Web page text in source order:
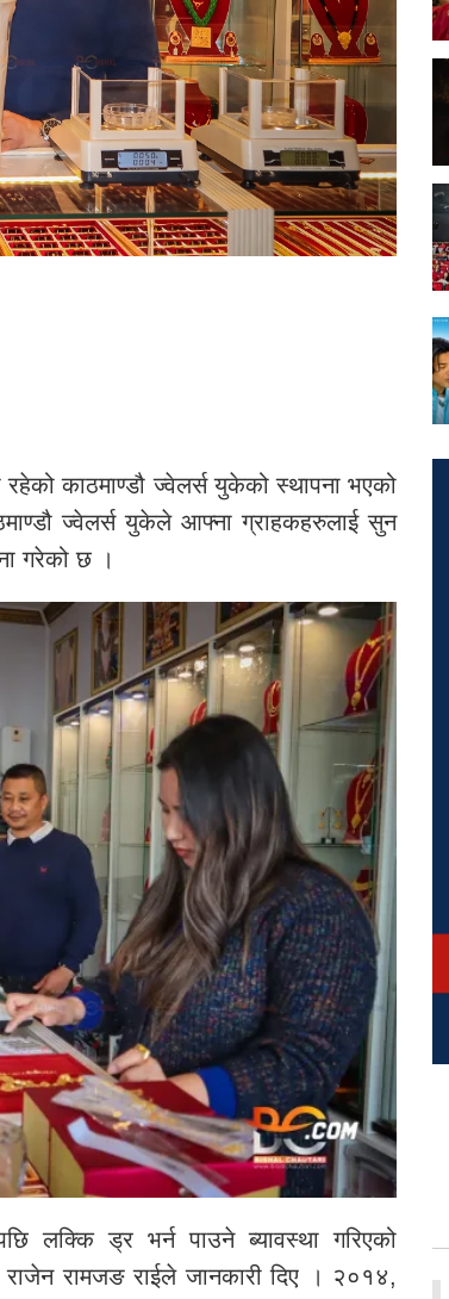
काठमाण्डौ ज्वेलर्स युकेको स्थापना भएको
ज्वेलर्स युकेले आफ्ना ग्राहकहरुलाई सुन
गरेको छ ।
लक्कि ड्र भर्न पाउने ब्यावस्था गरिएको
रामजङ राईले जानकारी दिए । २०१४,